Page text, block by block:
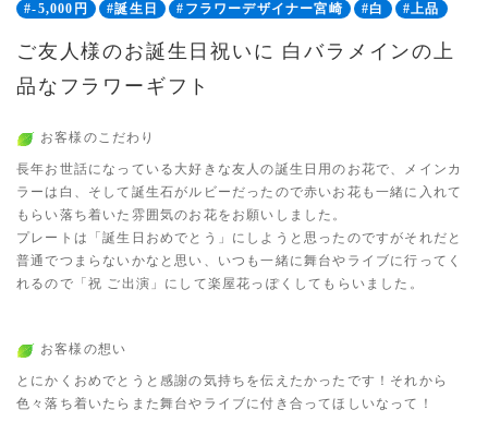
#-5,000円 #誕生日 #フラワーデザイナー宮崎 #白 #上品
ご友人様のお誕生日祝いに 白バラメインの上
品なフラワーギフト
お客様のこだわり
長年お世話になっている大好きな友人の誕生日用のお花で、メインカ
ラーは白、そして誕生石がルビーだったので赤いお花も一緒に入れて
もらい落ち着いた雰囲気のお花をお願いしました。
プレートは「誕生日おめでとう」にしようと思ったのですがそれだと
普通でつまらないかなと思い、いつも一緒に舞台やライブに行ってく
れるので「祝 ご出演」にして楽屋花っぽくしてもらいました。
お客様の想い
とにかくおめでとうと感謝の気持ちを伝えたかったです！それから
色々落ち着いたらまた舞台やライブに付き合ってほしいなって！